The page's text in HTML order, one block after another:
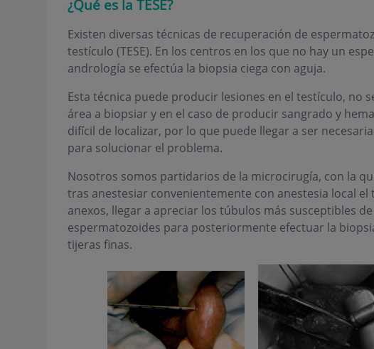
¿Qué es la TESE?
Existen diversas técnicas de recuperación de
testículo (TESE). En los centros en los que no hay un
andrología se efectúa la biopsia ciega con aguja.
Esta técnica puede producir lesiones en el testículo, no
área a biopsiar y en el caso de producir sangrado y
difícil de localizar, por lo que puede llegar a ser
para solucionar el problema.
Nosotros somos partidarios de la microcirugía, con la
tras anestesiar convenientemente con anestesia local el
anexos, llegar a apreciar los túbulos más susceptibles
espermatozoides para posteriormente efectuar la
tijeras finas.